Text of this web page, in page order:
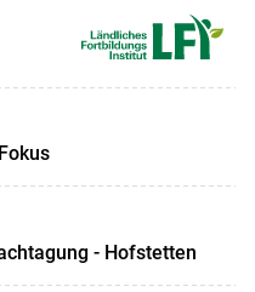
- Hofstetten